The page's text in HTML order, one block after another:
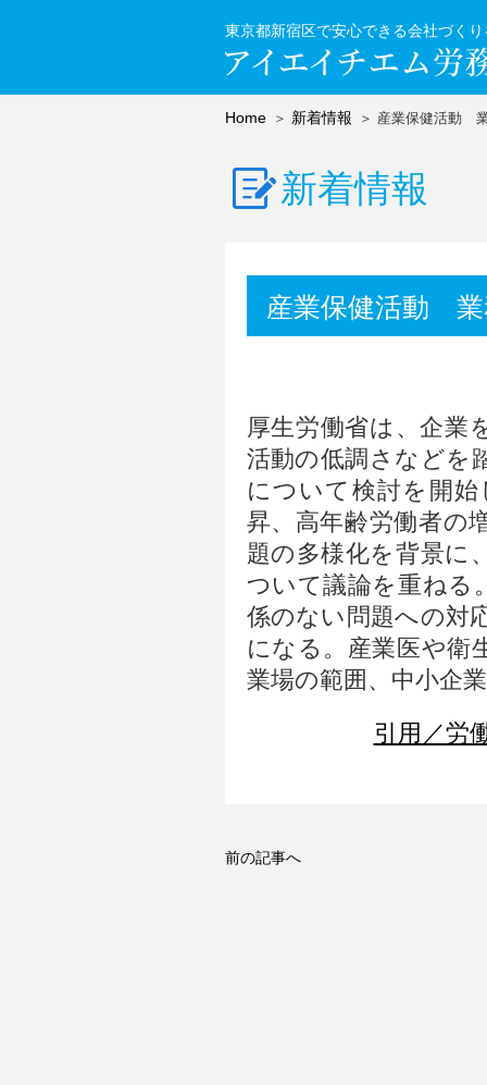
東京都新宿区で安心できる会社づく
Home 新着情報 産業保健活動
新着情報
産業保健活動
厚生労働省は、企業
活動の低調さなどを
について検討を開
昇、高年齢労働者の
題の多様化を背景に
ついて議論を重ねる
係のない問題への対
になる。産業医や衛
業場の範囲、中小企
引用／労
前の記事へ